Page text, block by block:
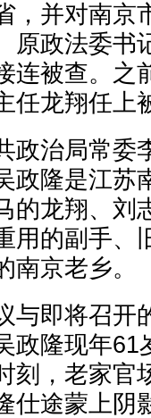
，并对南京
原政法委书
连被查。之
任龙翔任上
治局常委
政隆是江苏
的龙翔、刘
用的副手、
京老乡。
即将召开
政隆现年61
刻，老家官
仕途蒙上阴